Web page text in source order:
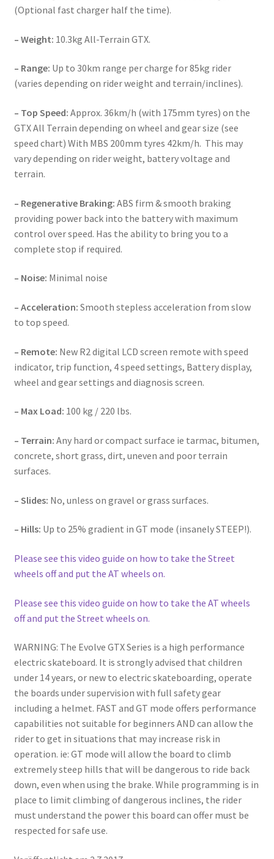
(Optional fast charger half the time).
– Weight: 10.3kg All-Terrain GTX.
– Range: Up to 30km range per charge for 85kg rider
(varies depending on rider weight and terrain/inclines).
– Top Speed: Approx. 36km/h (with 175mm tyres) on the
GTX All Terrain depending on wheel and gear size (see
speed chart) With MBS 200mm tyres 42km/h. This may
vary depending on rider weight, battery voltage and
terrain.
– Regenerative Braking: ABS firm & smooth braking
providing power back into the battery with maximum
control over speed. Has the ability to bring you to a
complete stop if required.
– Noise: Minimal noise
– Acceleration: Smooth stepless acceleration from slow
to top speed.
– Remote: New R2 digital LCD screen remote with speed
indicator, trip function, 4 speed settings, Battery display,
wheel and gear settings and diagnosis screen.
– Max Load: 100 kg / 220 lbs.
– Terrain: Any hard or compact surface ie tarmac, bitumen,
concrete, short grass, dirt, uneven and poor terrain
surfaces.
– Slides: No, unless on gravel or grass surfaces.
– Hills: Up to 25% gradient in GT mode (insanely STEEP!).
Please see this video guide on how to take the Street
wheels off and put the AT wheels on.
Please see this video guide on how to take the AT wheels
off and put the Street wheels on.
WARNING: The Evolve GTX Series is a high performance
electric skateboard. It is strongly advised that children
under 14 years, or new to electric skateboarding, operate
the boards under supervision with full safety gear
including a helmet. FAST and GT mode offers performance
capabilities not suitable for beginners AND can allow the
rider to get in situations that may increase risk in
operation. ie: GT mode will allow the board to climb
extremely steep hills that will be dangerous to ride back
down, even when using the brake. While programming is in
place to limit climbing of dangerous inclines, the rider
must understand the power this board can offer must be
respected for safe use.